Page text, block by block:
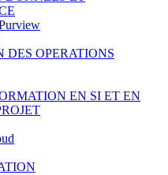
DES OPERATIONS
EN SI ET EN